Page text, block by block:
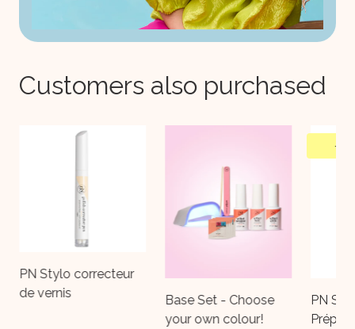
Customers also purchased
PN Stylo correcteur
de vernis
Base Set - Choose
your own colour!
PN
-